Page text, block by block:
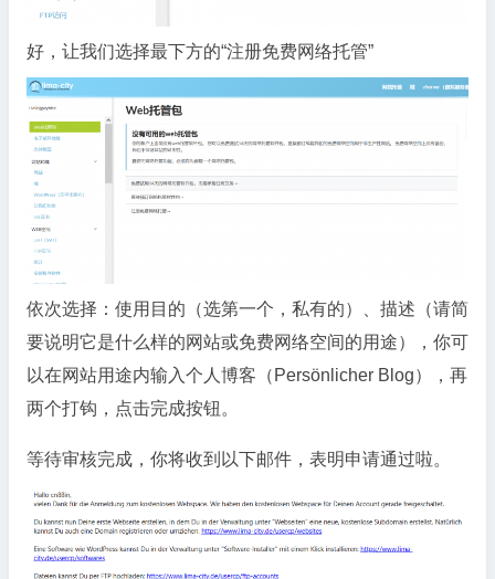
好，让我们选择最下方的“注册免费网络托管”
依次选择：使用目的（选第一个，私有的）、描述（请简
要说明它是什么样的网站或免费网络空间的用途），你可
以在网站用途内输入个人博客（Persönlicher Blog），再
两个打钩，点击完成按钮。
等待审核完成，你将收到以下邮件，表明申请通过啦。